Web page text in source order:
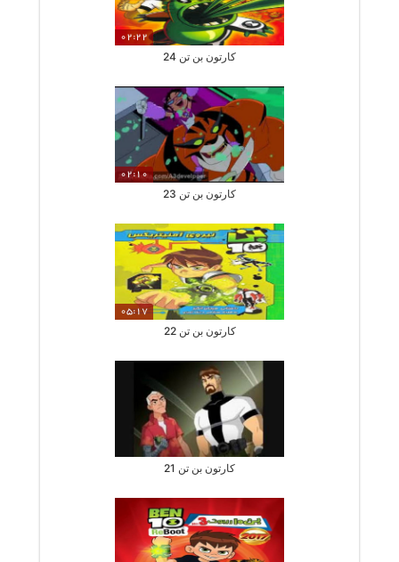
02:22
کارتون بن تن 24
02:10
کارتون بن تن 23
05:17
کارتون بن تن 22
کارتون بن تن 21